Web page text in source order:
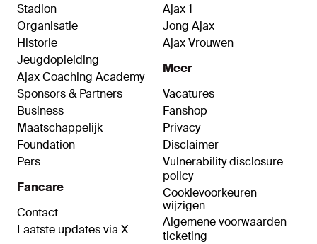
Stadion
Organisatie
Historie
Jeugdopleiding
Ajax Coaching Academy
Sponsors & Partners
Business
Maatschappelijk
Foundation
Pers
Fancare
Contact
Laatste updates via X
Ajax 1
Jong Ajax
Ajax Vrouwen
Meer
Vacatures
Fanshop
Privacy
Disclaimer
Vulnerability disclosure
policy
Cookievoorkeuren
wijzigen
Algemene voorwaarden
ticketing